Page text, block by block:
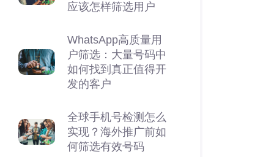
应该怎样筛选用户
WhatsApp高质量用
户筛选：大量号码中
如何找到真正值得开
发的客户
全球手机号检测怎么
实现？海外推广前如
何筛选有效号码